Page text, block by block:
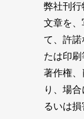
弊社刊行
文章を、
て、許諾
たは印
著作権、
り、場
るいは